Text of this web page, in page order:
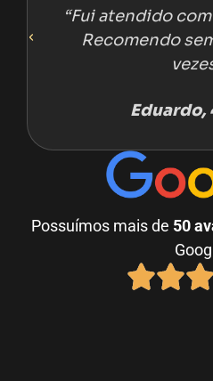
“Fui atendido
Recomendo
Eduardo,
Possuímos mais de 50